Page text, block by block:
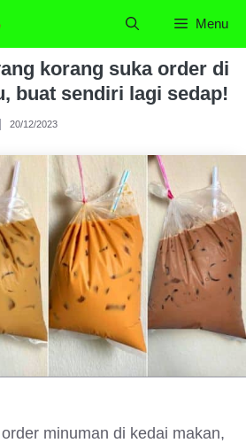
Menu
korang suka order di
buat sendiri lagi sedap!
20/12/2023
minuman di kedai makan,